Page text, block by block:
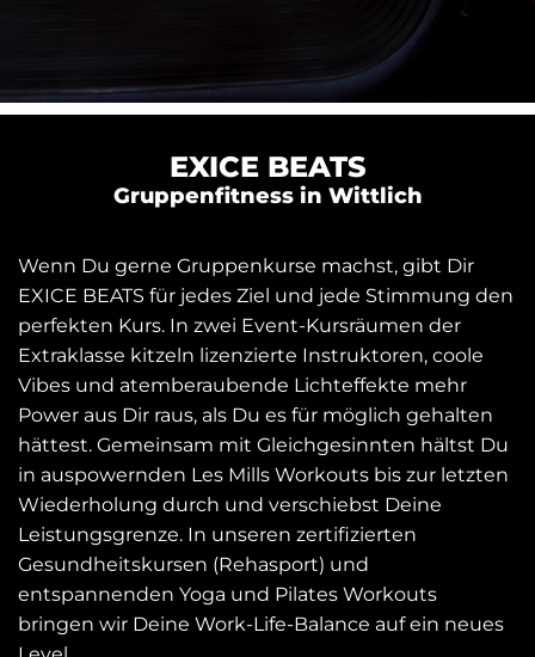
EXICE BEATS
Gruppenfitness in Wittlich
Wenn Du gerne Gruppenkurse machst, gibt Dir
EXICE BEATS für jedes Ziel und jede Stimmung den
perfekten Kurs. In zwei Event-Kursräumen der
Extraklasse kitzeln lizenzierte Instruktoren, coole
Vibes und atemberaubende Lichteffekte mehr
Power aus Dir raus, als Du es für möglich gehalten
hättest. Gemeinsam mit Gleichgesinnten hältst Du
in auspowernden Les Mills Workouts bis zur letzten
Wiederholung durch und verschiebst Deine
Leistungsgrenze. In unseren zertifizierten
Gesundheitskursen (Rehasport) und
entspannenden Yoga und Pilates Workouts
bringen wir Deine Work-Life-Balance auf ein neues